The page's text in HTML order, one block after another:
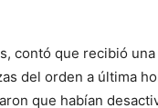
contó que recibió
del orden a última
que habían